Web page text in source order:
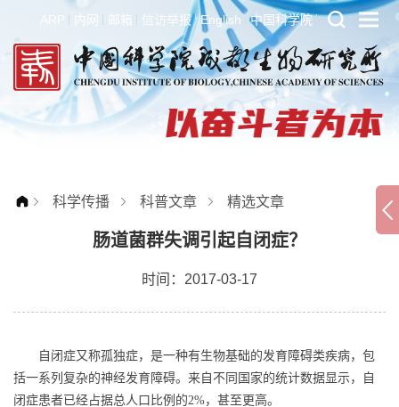
ARP 内网 邮箱 信访举报 English 中国科学院
科学传播 科普文章 精选文章
肠道菌群失调引起自闭症？
时间：2017-03-17
自闭症又称孤独症，是一种有生物基础的发育障碍类疾病，包
括一系列复杂的神经发育障碍。来自不同国家的统计数据显示，自
闭症患者已经占据总人口比例的2%，甚至更高。